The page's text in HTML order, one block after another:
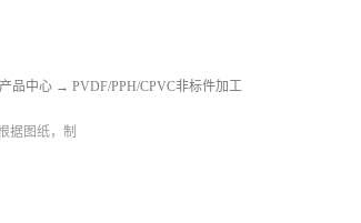
产品中心 → PVDF/PPH/CPVC非标件加工
据图纸，制